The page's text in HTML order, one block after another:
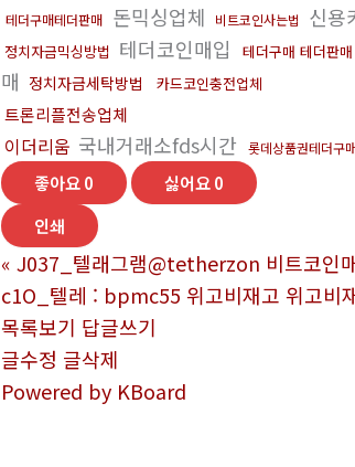
테더구매테더판매 돈믹싱업체 비트코인사는법 신용
정치자금믹싱방법 테더코인매입 테더구매 테더판매
매 정치자금세탁방법 카드코인충전업체
트론리플전송업체
이더리움 국내거래소fds시간 롯데상품권테더구
좋아요0 싫어요0
인쇄
« J037_텔래그램@tetherzon 비트코인
c1O_텔레 : bpmc55 위고비재고 위고비
목록보기 답글쓰기
글수정 글삭제
Powered by KBoard